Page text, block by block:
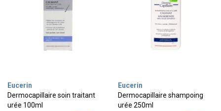
Eucerin
Dermocapillaire soin traitant
urée 100ml
Eucerin
Dermocapillaire shampoing
urée 250ml